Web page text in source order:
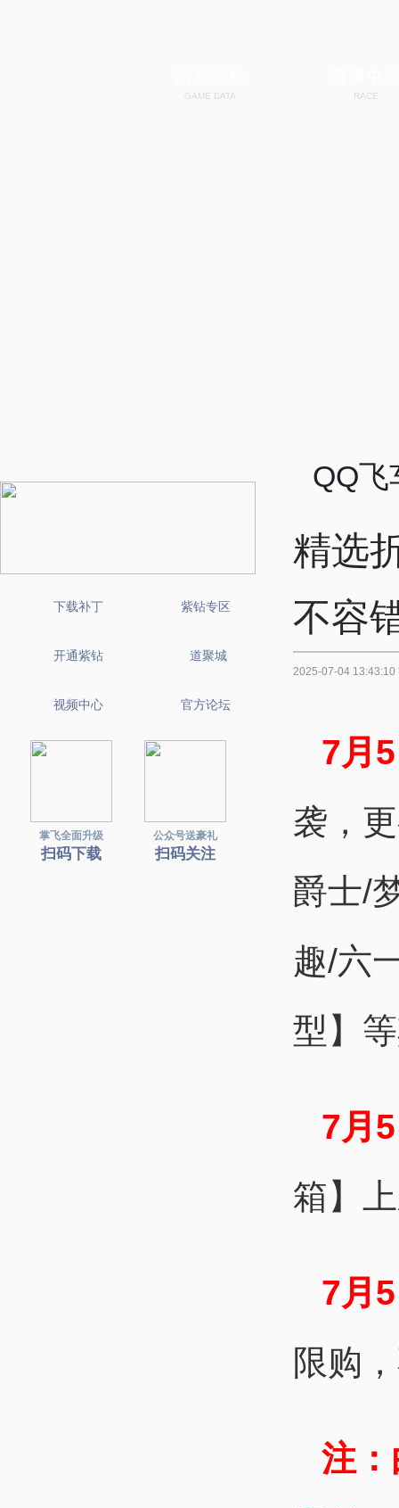
GAME DATA RACE
下载补丁 紫钻专区
开通紫钻 道聚城
视频中心 官方论坛
掌飞全面升级
扫码下载
公众号送豪礼
扫码关注
QQ飞
精选
不容
2025-07-04 13:43:10
7月
袭，
爵士/
趣/六
型】
7月
箱】
7月
限购
注